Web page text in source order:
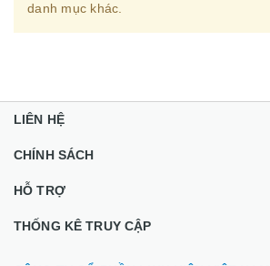
danh mục khác.
LIÊN HỆ
CHÍNH SÁCH
HỖ TRỢ
THỐNG KÊ TRUY CẬP